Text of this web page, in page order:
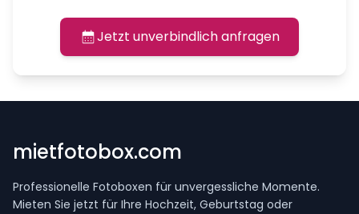
Jetzt unverbindlich anfragen
mietfotobox.com
Professionelle Fotoboxen für unvergessliche Momente.
Mieten Sie jetzt für Ihre Hochzeit, Geburtstag oder